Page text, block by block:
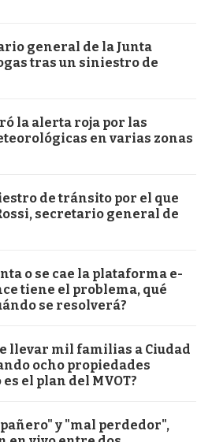
general de la Junta
tras un siniestro de
la alerta roja por las
en varias zonas
de tránsito por el que
secretario general de
o se cae la plataforma e-
tiene el problema, qué
se resolverá?
llevar mil familias a Ciudad
ocho propiedades
el plan del MVOT?
y "mal perdedor",